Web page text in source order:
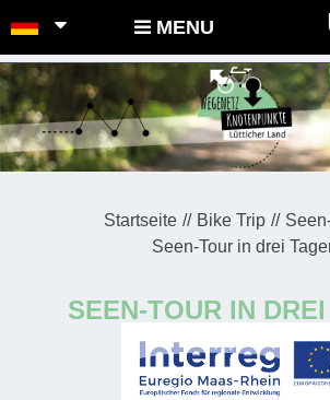
POINTS-NOEUDS MENU
Startseite Bike Trip
Seen-Tour in drei
SEEN-TOUR IN